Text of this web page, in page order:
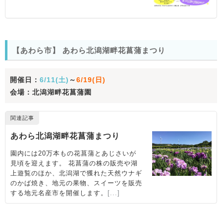
【あわら市】 あわら北潟湖畔花菖蒲まつり
開催日： 6/11(土) ～6/19(日)
会場：北潟湖畔花菖蒲園